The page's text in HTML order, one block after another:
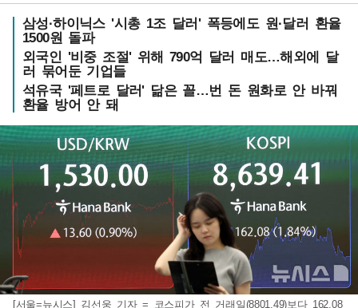
삼성·하이닉스 '시총 1조 달러' 폭등에도 원·달러 환율
1500원 돌파
외국인 '비중 조절' 위해 790억 달러 매도…해외에 달
러 묶어둔 기업들
석유국 '페트로 달러' 닮은 꼴…번 돈 원화로 안 바꿔
환율 방어 안 돼
[서울=뉴시스] 김선웅 기자 = 코스피가 전 거래일(8801.49)보다 162.08